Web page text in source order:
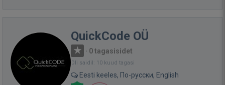
QuickCode OÜ
· 0 tagasisidet
Oli saidil: 10 kuud tagasi
Eesti keeles, По-русски, English